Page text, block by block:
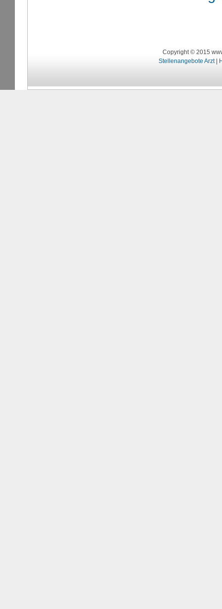
Copyright © 2015
Stellenangebote Arzt|